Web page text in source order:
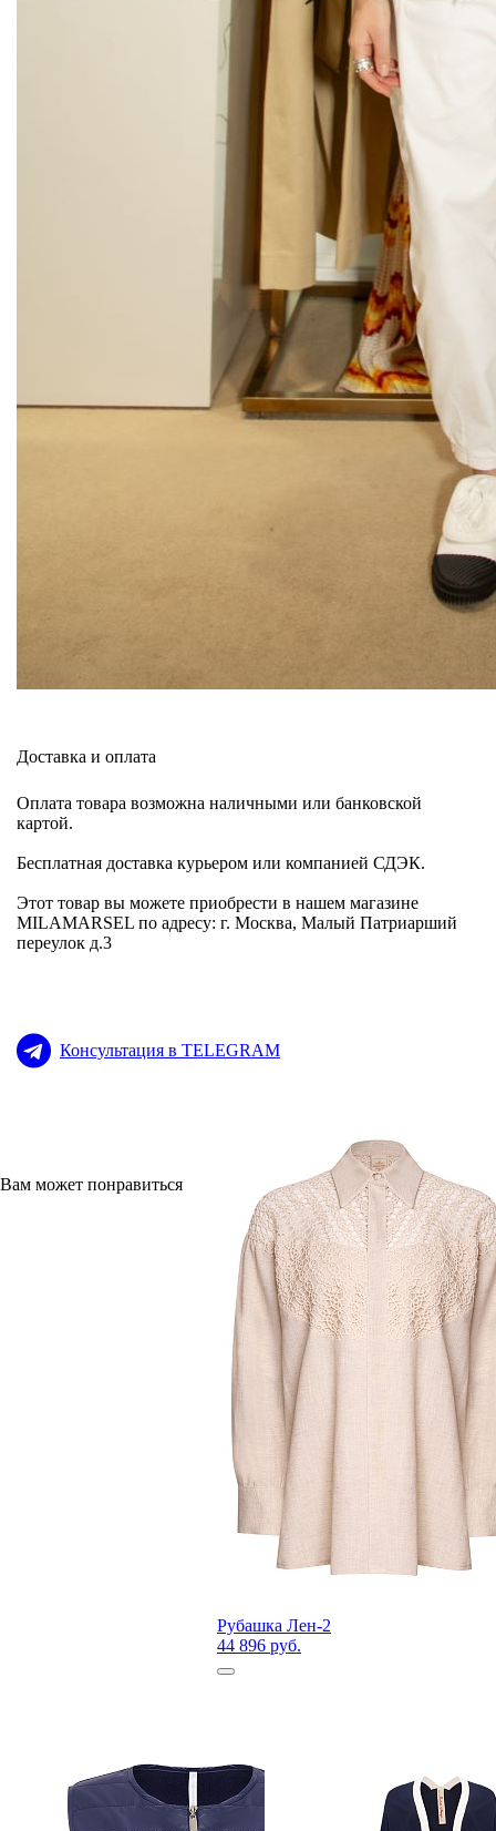
Доставка и оплата
Оплата товара возможна наличными или банковской
картой.
Бесплатная доставка курьером или компанией СДЭК.
Этот товар вы можете приобрести в нашем магазине
MILAMARSEL по адресу: г. Москва, Малый Патриарший
переулок д.3
Консультация в TELEGRAM
Вам может понравиться
Рубашка Лен-2
44 896 руб.